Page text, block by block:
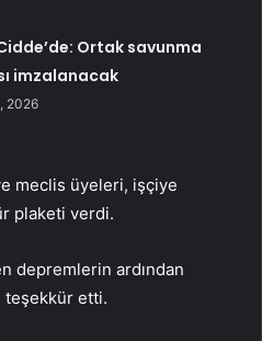
Ortak savunma
imzalanacak
2026
meclis üyeleri, işçiye
plaketi verdi.
depremlerin ardından
teşekkür etti.